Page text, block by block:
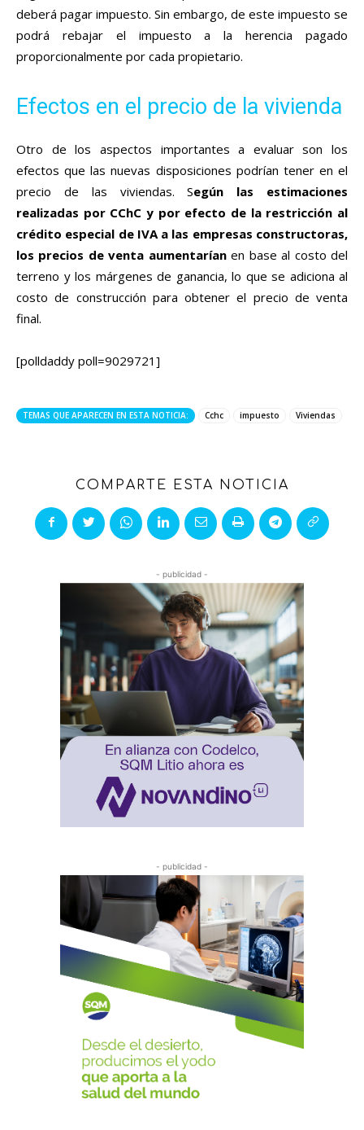
deberá pagar impuesto. Sin embargo, de este impuesto se
podrá rebajar el impuesto a la herencia pagado
proporcionalmente por cada propietario.
Efectos en el precio de la vivienda
Otro de los aspectos importantes a evaluar son los
efectos que las nuevas disposiciones podrían tener en el
precio de las viviendas. Según las estimaciones
realizadas por CChC y por efecto de la restricción al
crédito especial de IVA a las empresas constructoras,
los precios de venta aumentaríanen base al costo del
terreno y los márgenes de ganancia, lo que se adiciona al
costo de construcción para obtener el precio de venta
final.
[polldaddy poll=9029721]
TEMAS QUE APARECEN EN ESTA NOTICIA: Cchc impuesto Viviendas
COMPARTE ESTA NOTICIA
- publicidad -
- publicidad -